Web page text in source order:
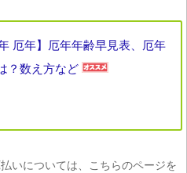
厄年】厄年年齢早見表、厄年
？数え方など
いについては、こちらのページを